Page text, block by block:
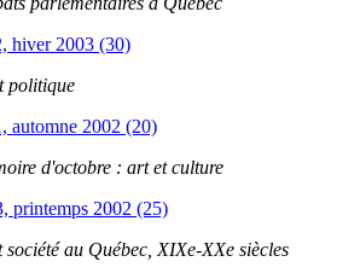
hiver 2003 (30)
politique
automne 2002 (20)
d'octobre : art et culture
printemps 2002 (25)
société au Québec, XIXe-XXe siècles